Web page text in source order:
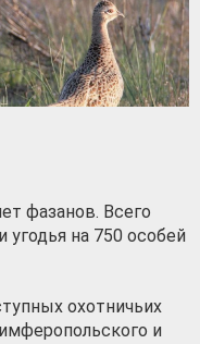
фазанов. Всего
угодья на 750 особей
охотничьих
и